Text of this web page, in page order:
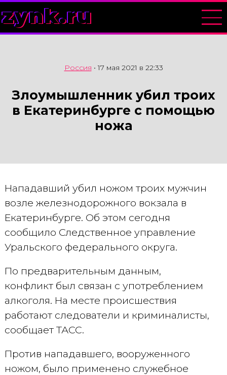
zynk.ru
Россия •17 мая 2021 в 22:33
Злоумышленник убил троих
в Екатеринбурге с помощью
ножа
Нападавший убил ножом троих мужчин
возле железнодорожного вокзала в
Екатеринбурге. Об этом сегодня
сообщило Следственное управление
Уральского федерального округа.
По предварительным данным,
конфликт был связан с употреблением
алкоголя. На месте происшествия
работают следователи и криминалисты,
сообщает ТАСС.
Против нападавшего, вооруженного
ножом, было применено служебное